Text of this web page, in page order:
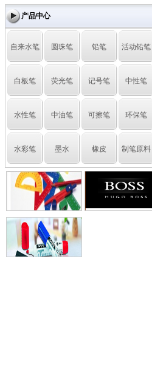
产品中心
自来水笔 圆珠笔 铅笔 活动铅笔
白板笔 荧光笔 记号笔 中性笔
水性笔 中油笔 可擦笔 环保笔
水彩笔 墨水 橡皮 制笔原料